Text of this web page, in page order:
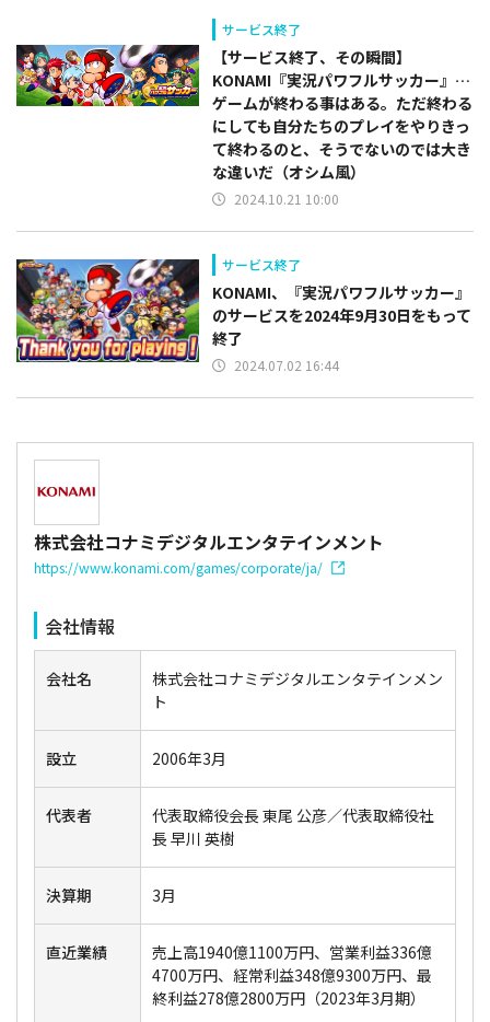
サービス終了
【サービス終了、その瞬間】
KONAMI『実況パワフルサッカー』…
ゲームが終わる事はある。ただ終わる
にしても自分たちのプレイをやりきっ
て終わるのと、そうでないのでは大き
な違いだ（オシム風）
2024.10.21 10:00
サービス終了
KONAMI、『実況パワフルサッカー』
のサービスを2024年9月30日をもって
終了
2024.07.02 16:44
株式会社コナミデジタルエンタテインメント
https://www.konami.com/games/corporate/ja/
会社情報
会社名
株式会社コナミデジタルエンタテインメン
ト
設立 2006年3月
代表者
代表取締役会長 東尾 公彦／代表取締役社
長 早川 英樹
決算期 3月
直近業績
売上高1940億1100万円、営業利益336億
4700万円、経常利益348億9300万円、最
終利益278億2800万円（2023年3月期）